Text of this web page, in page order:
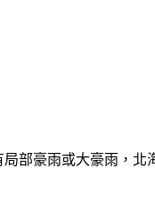
部豪雨或大豪雨，